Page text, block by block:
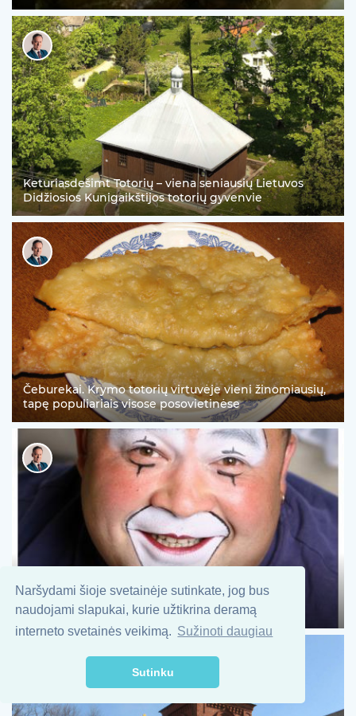
Naršydami šioje svetainėje sutinkate, jog bus
naudojami slapukai, kurie užtikrina deramą
interneto svetainės veikimą. Sužinoti daugiau
Sutinku
Keturiasdešimt Totorių – viena seniausių Lietuvos
Didžiosios Kunigaikštijos totorių gyvenvie
Čeburekai. Krymo totorių virtuvėje vieni žinomiausių,
tapę populiariais visose posovietinėse
Albertas Chazbijavičius (g. 1972 m. vasario 18 d.
Alytuje) – profesionalaus cirko artistas: kloun